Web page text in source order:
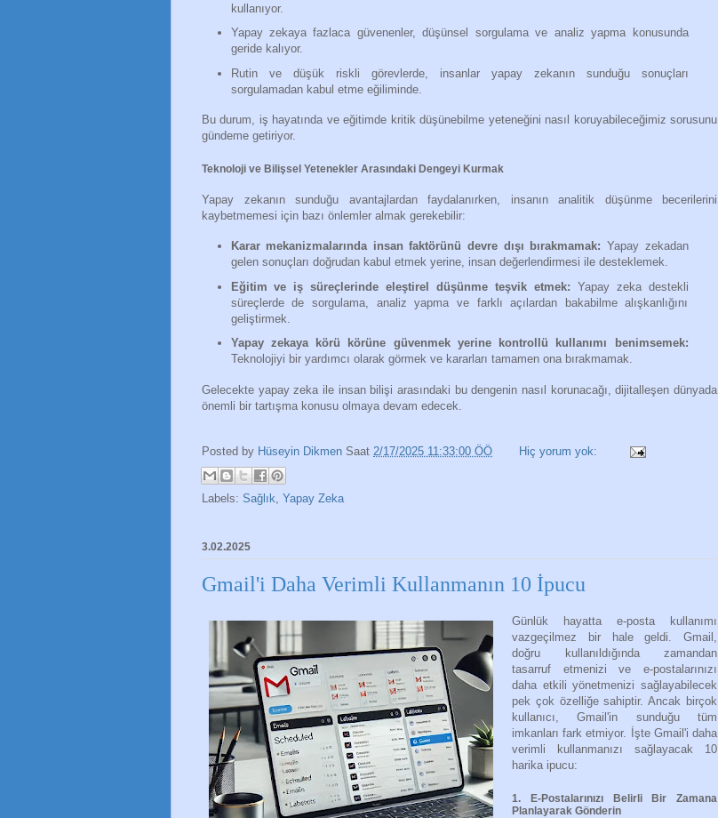
kullanıyor.
Yapay zekaya fazlaca güvenenler, düşünsel sorgulama ve analiz yapma konusunda
geride kalıyor.
Rutin ve düşük riskli görevlerde, insanlar yapay zekanın sunduğu sonuçları
sorgulamadan kabul etme eğiliminde.
Bu durum, iş hayatında ve eğitimde kritik düşünebilme yeteneğini nasıl koruyabileceğimiz sorusunu
gündeme getiriyor.
Teknoloji ve Bilişsel Yetenekler Arasındaki Dengeyi Kurmak
Yapay zekanın sunduğu avantajlardan faydalanırken, insanın analitik düşünme becerilerini
kaybetmemesi için bazı önlemler almak gerekebilir:
Karar mekanizmalarında insan faktörünü devre dışı bırakmamak: Yapay zekadan
gelen sonuçları doğrudan kabul etmek yerine, insan değerlendirmesi ile desteklemek.
Eğitim ve iş süreçlerinde eleştirel düşünme teşvik etmek: Yapay zeka destekli
süreçlerde de sorgulama, analiz yapma ve farklı açılardan bakabilme alışkanlığını
geliştirmek.
Yapay zekaya körü körüne güvenmek yerine kontrollü kullanımı benimsemek:
Teknolojiyi bir yardımcı olarak görmek ve kararları tamamen ona bırakmamak.
Gelecekte yapay zeka ile insan bilişi arasındaki bu dengenin nasıl korunacağı, dijitalleşen dünyada
önemli bir tartışma konusu olmaya devam edecek.
Posted by Hüseyin Dikmen Saat 2/17/2025 11:33:00 ÖÖ Hiç yorum yok:
Labels: Sağlık Yapay Zeka
3.02.2025
Gmail'i Daha Verimli Kullanmanın 10 İpucu
Günlük hayatta e-posta kullanımı
vazgeçilmez bir hale geldi. Gmail,
doğru kullanıldığında zamandan
tasarruf etmenizi ve e-postalarınızı
daha etkili yönetmenizi sağlayabilecek
pek çok özelliğe sahiptir. Ancak birçok
kullanıcı, Gmail'in sunduğu tüm
imkanları fark etmiyor. İşte Gmail'i daha
verimli kullanmanızı sağlayacak 10
harika ipucu:
1. E-Postalarınızı Belirli Bir Zamana
Planlayarak Gönderin